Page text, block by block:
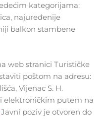
kategorijama:
najuređenije
balkon stambene
web stranici Turističke
poštom na adresu:
Vijenac S. H.
elektroničkim putem na
Javni poziv je otvoren do